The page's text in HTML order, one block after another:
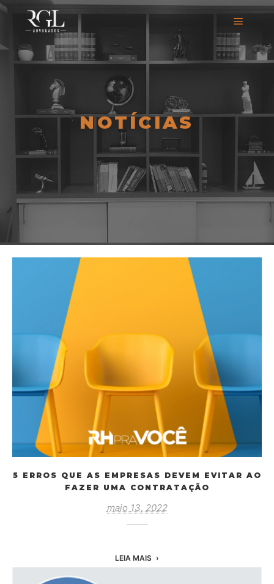
NOTÍCIAS
5 ERROS QUE AS EMPRESAS DEVEM EVITAR AO
FAZER UMA CONTRATAÇÃO
maio 13, 2022
LEIA MAIS